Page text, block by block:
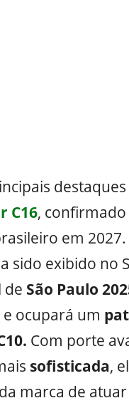
destaques
C16,
em 2027.
sido exibido no
de São Paulo
ocupará um
Com porte
sofisticada,
marca de